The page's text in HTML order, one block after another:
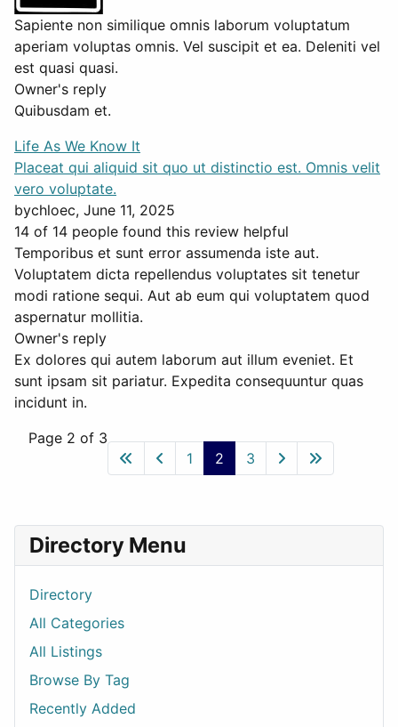
Sapiente non similique omnis laborum voluptatum
aperiam voluptas omnis. Vel suscipit et ea. Deleniti vel
est quasi quasi.
Owner's reply
Quibusdam et.
Life As We Know It
Placeat qui aliquid sit quo ut distinctio est. Omnis velit
vero voluptate.
bychloec, June 11, 2025
14 of 14 people found this review helpful
Temporibus et sunt error assumenda iste aut.
Voluptatem dicta repellendus voluptates sit tenetur
modi ratione sequi. Aut ab eum qui voluptatem quod
aspernatur mollitia.
Owner's reply
Ex dolores qui autem laborum aut illum eveniet. Et
sunt ipsam sit pariatur. Expedita consequuntur quas
incidunt in.
Page 2 of 3
1
2 3
Directory Menu
Directory
All Categories
All Listings
Browse By Tag
Recently Added